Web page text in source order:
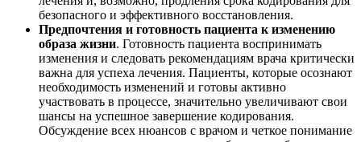
безопасного и эффективного восстановления.
Предпочтения и готовность пациента к изменению
образа жизни. Готовность пациента воспринимать
изменения и следовать рекомендациям врача критически
важна для успеха лечения. Пациенты, которые осознают
необходимость изменений и готовы активно
участвовать в процессе, значительно увеличивают свои
шансы на успешное завершение кодирования.
Обсуждение всех нюансов с врачом и четкое понимание